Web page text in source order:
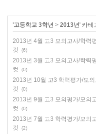
'고등학교 3학년 > 2013년' 카테
2013년 4월 고3 모의고사/학력
컷
(6)
2013년 3월 고3 모의고사/학력
컷
(0)
2013년 10월 고3 학력평가/모
컷
(0)
2013년 9월 고3 모의평가/모의
컷
(0)
2013년 7월 고3 학력평가/모의
컷
(2)